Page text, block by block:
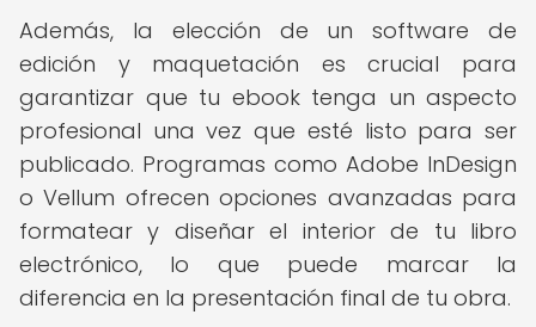
Además, la elección de un software de
edición y maquetación es crucial para
garantizar que tu ebook tenga un aspecto
profesional una vez que esté listo para ser
publicado. Programas como Adobe InDesign
o Vellum ofrecen opciones avanzadas para
formatear y diseñar el interior de tu libro
electrónico, lo que puede marcar la
diferencia en la presentación final de tu obra.